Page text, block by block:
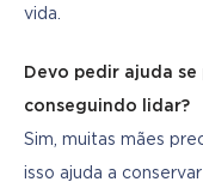
vida.
Devo pedir ajuda
conseguindo lidar?
Sim, muitas mães
isso ajuda a